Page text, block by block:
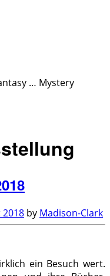
… Mystery
2018 by Madison-Clark
ein Besuch wert.